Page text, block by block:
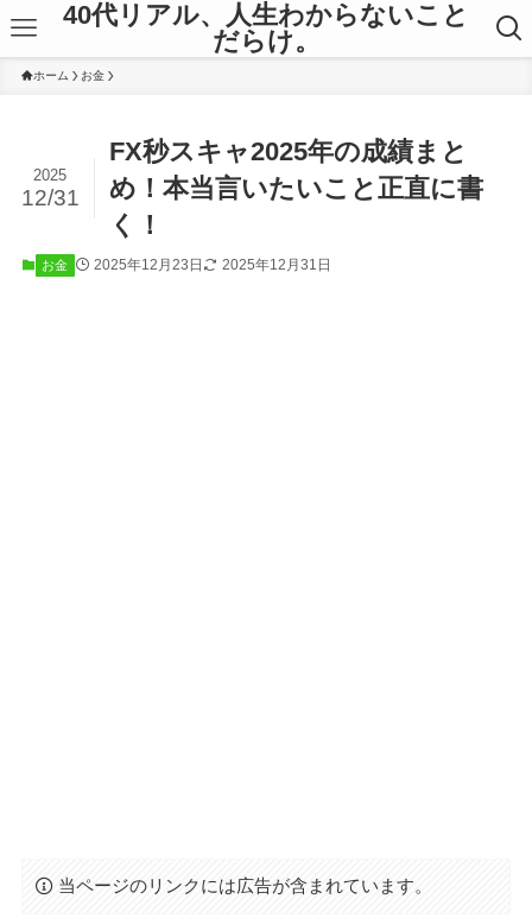
40代リアル、人生わからないこと
だらけ。
ホーム お金
FX秒スキャ2025年の成績まと
め！本当言いたいこと正直に書
く！
2025
12/31
お金 2025年12月23日 2025年12月31日
当ページのリンクには広告が含まれています。